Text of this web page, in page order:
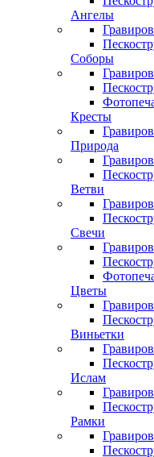
Ангелы
Соборы
Кресты
Природа
Ветви
Свечи
Цветы
Виньетки
Ислам
Рамки